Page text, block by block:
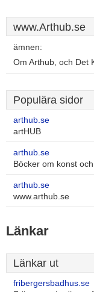
www.Arthub.se
ämnen:
Om Arthub, och Det
Populära sidor
arthub.se
artHUB
arthub.se
Böcker om konst
arthub.se
www.arthub.se
Länkar
Länkar ut
fribergersbadhus.se